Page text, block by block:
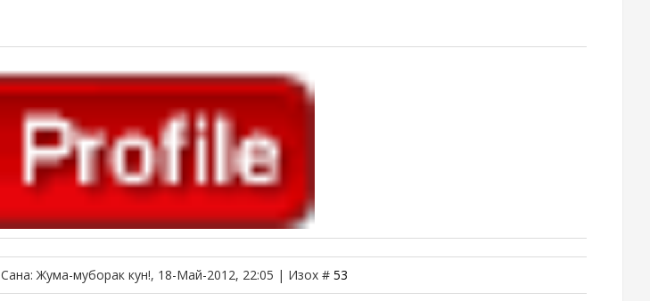
Сана: Жума-муборак кун!, 18-Май-2012, 22:05 | Изох # 53